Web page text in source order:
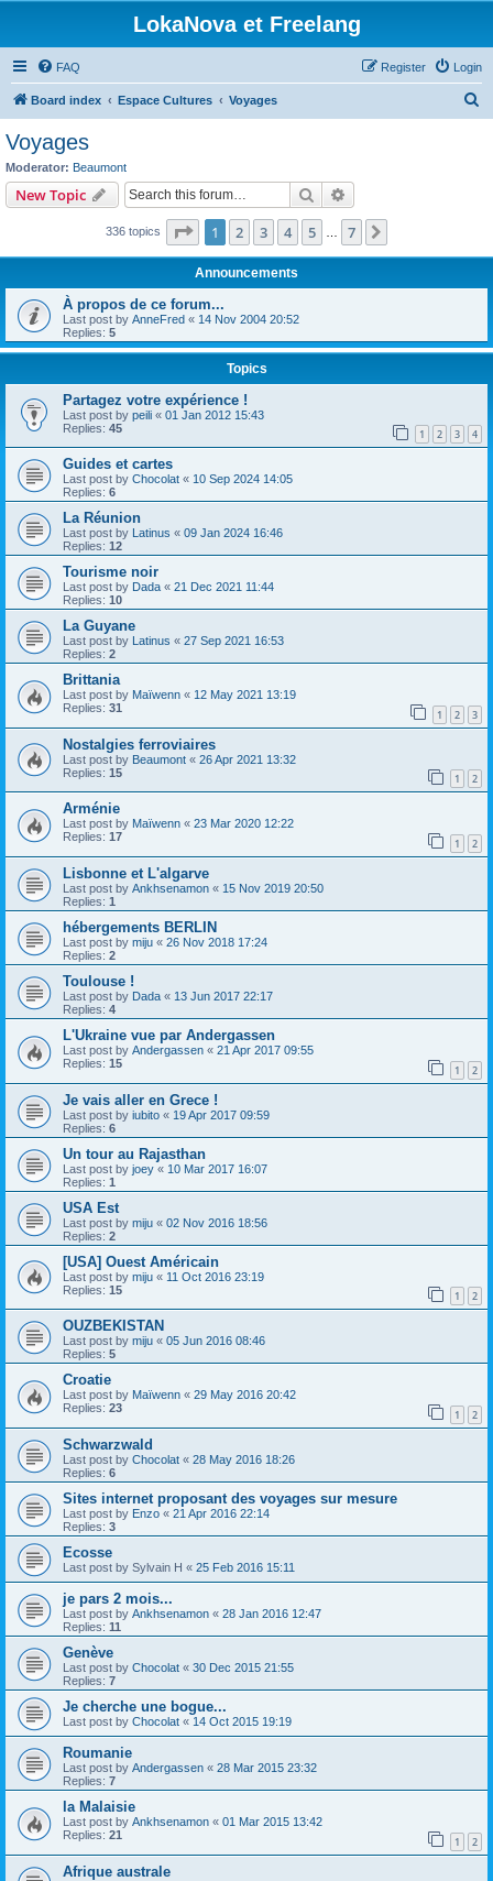
LokaNova et Freelang
FAQ Login
Register
Board index Espace Cultures Voyages
Voyages
Moderator: Beaumont
New Topic Search
336 topics Page 1of 7
1 2 3 4 5 7
Announcements
À propos de ce forum...
Last post by AnneFred « 14 Nov 2004 20:52
Replies: 5
Topics
Partagez votre expérience !
Last post by peili « 01 Jan 2012 15:43
Replies: 45 1 2 3 4
Guides et cartes
Last post by Chocolat « 10 Sep 2024 14:05
Replies: 6
La Réunion
Last post by Latinus « 09 Jan 2024 16:46
Replies: 12
Tourisme noir
Last post by Dada « 21 Dec 2021 11:44
Replies: 10
La Guyane
Last post by Latinus « 27 Sep 2021 16:53
Replies: 2
Brittania
Last post by Maïwenn « 12 May 2021 13:19
Replies: 31 1 2 3
Nostalgies ferroviaires
Last post by Beaumont « 26 Apr 2021 13:32
Replies: 15 1 2
Arménie
Last post by Maïwenn « 23 Mar 2020 12:22
Replies: 17 1 2
Lisbonne et L'algarve
Last post by Ankhsenamon « 15 Nov 2019 20:50
Replies: 1
hébergements BERLIN
Last post by miju « 26 Nov 2018 17:24
Replies: 2
Toulouse !
Last post by Dada « 13 Jun 2017 22:17
Replies: 4
L'Ukraine vue par Andergassen
Last post by Andergassen « 21 Apr 2017 09:55
Replies: 15 1 2
Je vais aller en Grece !
Last post by iubito « 19 Apr 2017 09:59
Replies: 6
Un tour au Rajasthan
Last post by joey « 10 Mar 2017 16:07
Replies: 1
USA Est
Last post by miju « 02 Nov 2016 18:56
Replies: 2
[USA] Ouest Américain
Last post by miju « 11 Oct 2016 23:19
Replies: 15 1 2
OUZBEKISTAN
Last post by miju « 05 Jun 2016 08:46
Replies: 5
Croatie
Last post by Maïwenn « 29 May 2016 20:42
Replies: 23 1 2
Schwarzwald
Last post by Chocolat « 28 May 2016 18:26
Replies: 6
Sites internet proposant des voyages sur mesure
Last post by Enzo « 21 Apr 2016 22:14
Replies: 3
Ecosse
Last post by Sylvain H « 25 Feb 2016 15:11
je pars 2 mois...
Last post by Ankhsenamon « 28 Jan 2016 12:47
Replies: 11
Genève
Last post by Chocolat « 30 Dec 2015 21:55
Replies: 7
Je cherche une bogue...
Last post by Chocolat « 14 Oct 2015 19:19
Roumanie
Last post by Andergassen « 28 Mar 2015 23:32
Replies: 7
la Malaisie
Last post by Ankhsenamon « 01 Mar 2015 13:42
Replies: 21 1 2
Afrique australe